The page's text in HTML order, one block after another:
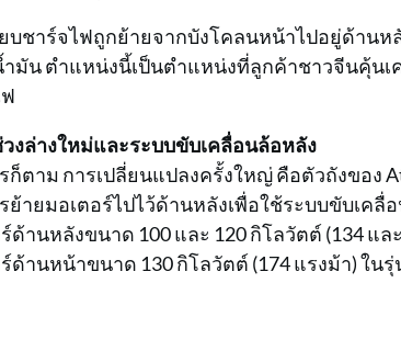
บชาร์จไฟถูกย้ายจากบังโคลนหน้าไปอยู่ด้าน
มัน ตำแหน่งนี้เป็นตำแหน่งที่ลูกค้าชาวจีนคุ้น
งล่างใหม่และระบบขับเคลื่อนล้อหลัง
ก็ตาม การเปลี่ยนแปลงครั้งใหญ่ คือตัวถังของ
ย้ายมอเตอร์ไปไว้ด้านหลังเพื่อใช้ระบบขับเค
ด้านหลังขนาด 100 และ 120 กิโลวัตต์ (134 แล
ด้านหน้าขนาด 130 กิโลวัตต์ (174 แรงม้า) ใน